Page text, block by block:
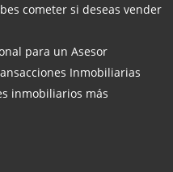
cometer si deseas vender
para un Asesor
Inmobiliarias
inmobiliarios más